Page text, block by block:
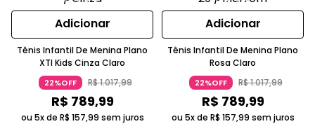
Adicionar
Tênis Infantil De Menina Plano
XTI Kids Cinza Claro
22%OFF R$1.017,99
R$ 789,99
ou 5x de R$ 157,99 sem juros
Adicionar
Tênis Infantil De Menina Plano
Rosa Claro
22%OFF R$1.017,99
R$ 789,99
ou 5x de R$ 157,99 sem juros